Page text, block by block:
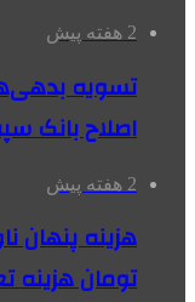
2 هفته پیش
اصلاح بانک
2 هفته پیش
هزینه پنهان
تومان هزینه